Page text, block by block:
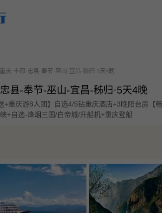
庆-丰都-忠县-奉节-巫山-宜昌-秭归·5天4晚
县-奉节-巫山-宜昌-秭归·5天4晚
+重庆游8人团】自选4/5钻重庆酒店+3晚阳台房【
+自选-烽烟三国/白帝城/升船机+重庆登船